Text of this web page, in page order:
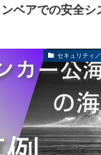
ベアでの安全シ
セキュリティ